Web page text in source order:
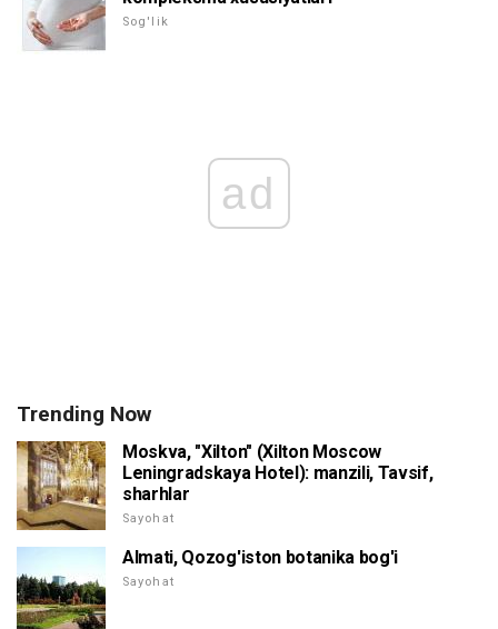
Sog'lik
ad
Trending Now
Moskva, "Xilton" (Xilton Moscow
Leningradskaya Hotel): manzili, Tavsif,
sharhlar
Sayohat
Almati, Qozog'iston botanika bog'i
Sayohat